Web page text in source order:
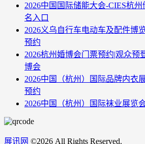
2026中国国际储能大会-CIES杭
名入口
2026义乌自行车电动车及配件博
预约
2026杭州婚博会门票预约|观众预
博会
2026中国（杭州）国际品牌内衣
预约
2026中国（杭州）国际袜业展览
展讯网 ©2026 All Rights Reserved.